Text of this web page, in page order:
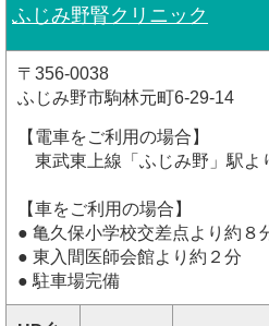
ふじみ野腎クリニック
〒356-0038
ふじみ野市駒林元町6-29-14
【電車をご利用の場合】
東武東上線「ふじみ野」駅よ
【車をご利用の場合】
● 亀久保小学校交差点より約８
● 東入間医師会館より約２分
● 駐車場完備